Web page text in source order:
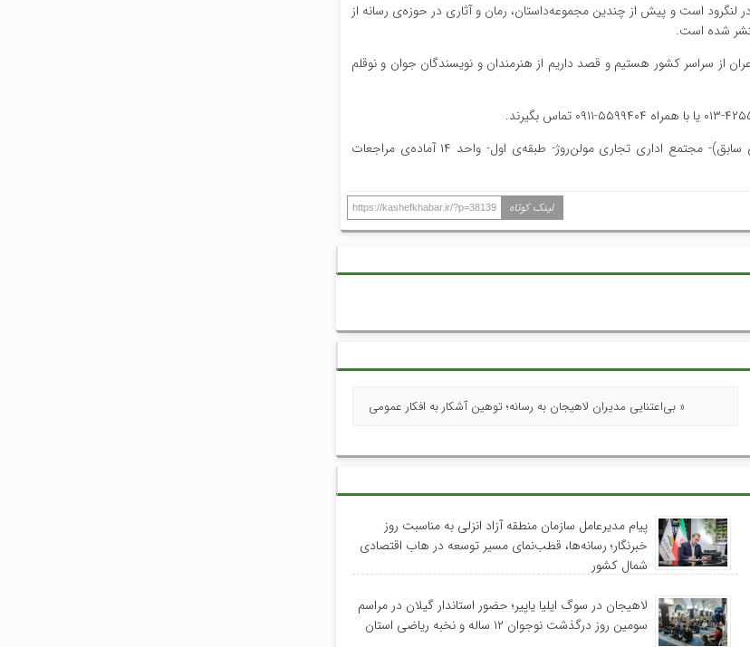
افشین معشوری داستان‌نویس، شاعر، روزنامه‌نگار و مدرس دانشگاه زاده‌ی ۱۳۴۸ در لنگرود است و پیش از چندین مجموعه‌داستان، رمان و آثاری در حوزه‌ی رسانه از
شده است.
از سراسر کشور هستیم و قصد داریم از هنرمندان و نویسندگان جوان و نوقلم
دفتر «انتشارات یانا» به نشانی: لنگرود- بلوار شهید بهشتی- کوی بسیج (سینمای سابق)- مجتمع اداری تجاری مولن‌روژ- طبقه‌ی اول- واحد ۱۴ آماده‌ی مراجعات
لینک کوتاه https://kashefkhabar.ir/?p=38139
« بی‌اعتنایی مدیران لاهیجان به رسانه؛ توهین آشکار به افکار عمومی
پیام مدیرعامل سازمان منطقه آزاد انزلی به مناسبت روز
خبرنگار؛ رسانه‌ها، قطب‌نمای مسیر توسعه در هاب اقتصادی
شمال کشور
لاهیجان در سوگ ایلیا یاپیر؛ حضور استاندار گیلان در مراسم
سومین روز درگذشت نوجوان ۱۲ ساله و نخبه ریاضی استان